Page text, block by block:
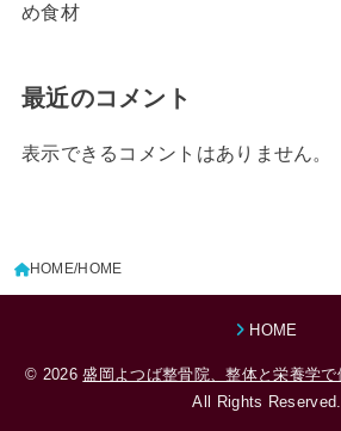
め食材
最近のコメント
表示できるコメントはありません。
HOME HOME
HOME
© 2026盛岡よつば整骨院、整体と栄養学
All Rights Reserved.